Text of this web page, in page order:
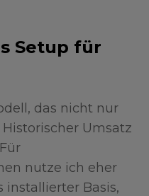
Setup für
das nicht nur
Umsatz
nutze ich eher
installierter Basis,